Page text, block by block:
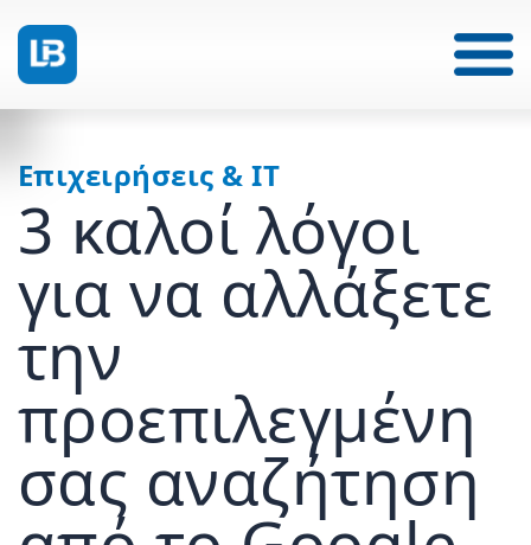
Επιχειρήσεις & IT
3 καλοί λόγοι
για να αλλάξετε
την
προεπιλεγμένη
σας αναζήτηση